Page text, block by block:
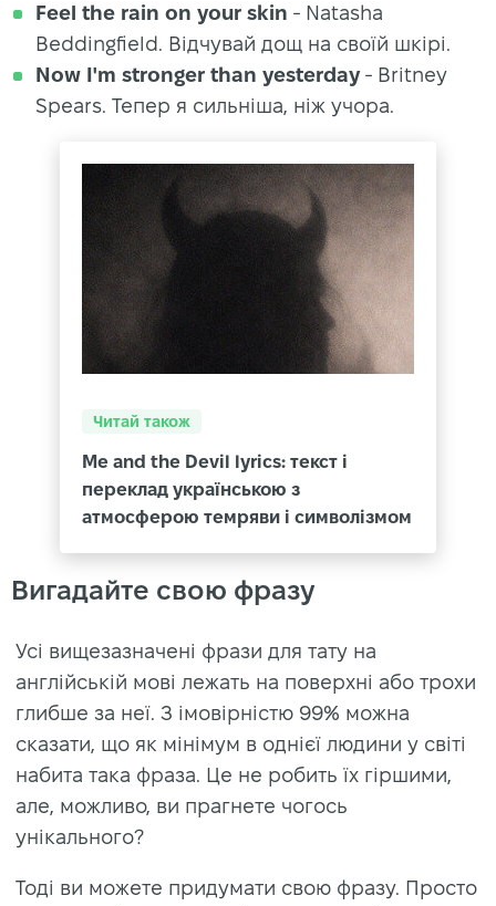
Feel the rain on your skin - Natasha
Beddingfield. Відчувай дощ на своїй шкірі.
Now I'm stronger than yesterday - Britney
Spears. Тепер я сильніша, ніж учора.
Читай також
Me and the Devil lyrics: текст і
переклад українською з
атмосферою темряви і символізмом
Вигадайте свою фразу
Усі вищезазначені фрази для тату на
англійській мові лежать на поверхні або трохи
глибше за неї. З імовірністю 99% можна
сказати, що як мінімум в однієї людини у світі
набита така фраза. Це не робить їх гіршими,
але, можливо, ви прагнете чогось
унікального?
Тоді ви можете придумати свою фразу. Просто